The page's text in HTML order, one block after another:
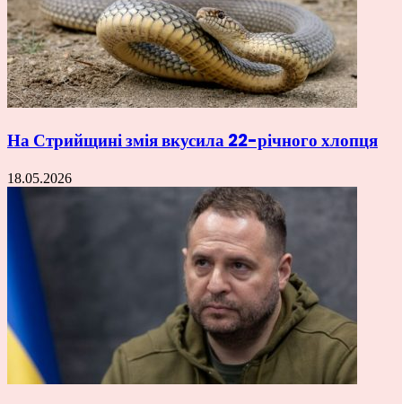
На Стрийщині змія вкусила 22-річного хлопця
18.05.2026